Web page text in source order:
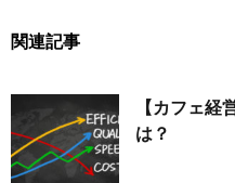
関連記事
【カフェ経
は？